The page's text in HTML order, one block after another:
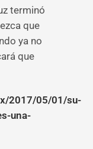
terminó
que
ya no
que
2017/05/01/su-
una-